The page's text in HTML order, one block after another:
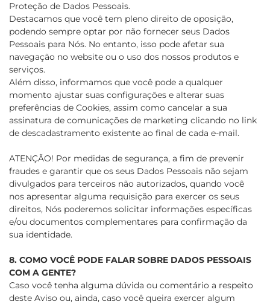
Proteção de Dados Pessoais.
Destacamos que você tem pleno direito de oposição,
podendo sempre optar por não fornecer seus Dados
Pessoais para Nós. No entanto, isso pode afetar sua
navegação no website ou o uso dos nossos produtos e
serviços.
Além disso, informamos que você pode a qualquer
momento ajustar suas configurações e alterar suas
preferências de Cookies, assim como cancelar a sua
assinatura de comunicações de marketing clicando no link
de descadastramento existente ao final de cada e-mail.
ATENÇÃO! Por medidas de segurança, a fim de prevenir
fraudes e garantir que os seus Dados Pessoais não sejam
divulgados para terceiros não autorizados, quando você
nos apresentar alguma requisição para exercer os seus
direitos, Nós poderemos solicitar informações específicas
e/ou documentos complementares para confirmação da
sua identidade.
8. COMO VOCÊ PODE FALAR SOBRE DADOS PESSOAIS
COM A GENTE?
Caso você tenha alguma dúvida ou comentário a respeito
deste Aviso ou, ainda, caso você queira exercer algum